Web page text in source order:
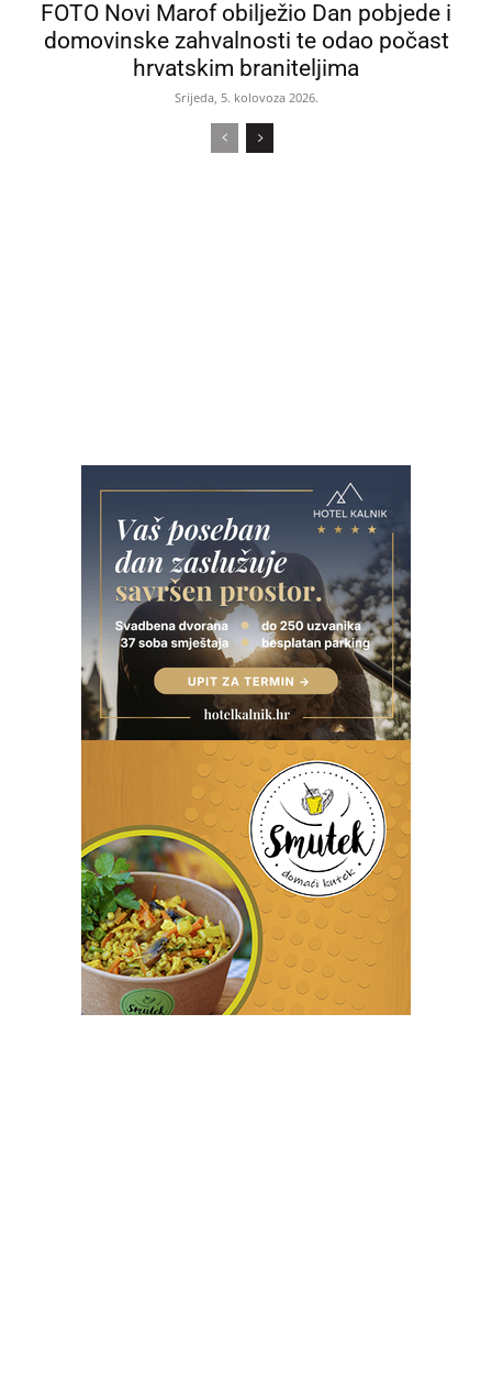
FOTO Novi Marof obilježio Dan pobjede i
domovinske zahvalnosti te odao počast
hrvatskim braniteljima
Srijeda, 5. kolovoza 2026.